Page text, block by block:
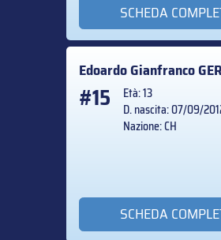
SCHEDA
Edoardo Gianfranco
#15
Età: 13
D. nascita: 07/09/
Nazione: CH
SCHEDA